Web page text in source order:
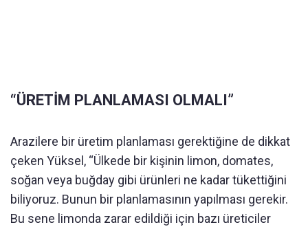
“ÜRETİM PLANLAMASI OLMALI”
Arazilere bir üretim planlaması gerektiğine de dikkat
çeken Yüksel, “Ülkede bir kişinin limon, domates,
soğan veya buğday gibi ürünleri ne kadar tükettiğini
biliyoruz. Bunun bir planlamasının yapılması gerekir.
Bu sene limonda zarar edildiği için bazı üreticiler